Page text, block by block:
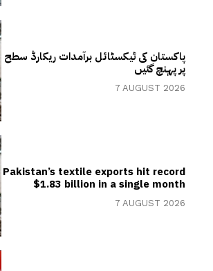
پاکستان کی ٹیکسٹائل برآمدات ریکارڈ سطح
پر پہنچ گئیں
7 AUGUST 2026
Pakistan’s textile exports hit record
$1.83 billion in a single month
7 AUGUST 2026